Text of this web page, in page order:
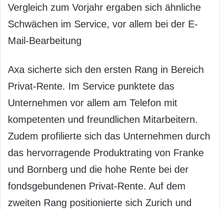
Vergleich zum Vorjahr ergaben sich ähnliche
Schwächen im Service, vor allem bei der E-
Mail-Bearbeitung
Axa sicherte sich den ersten Rang in Bereich
Privat-Rente. Im Service punktete das
Unternehmen vor allem am Telefon mit
kompetenten und freundlichen Mitarbeitern.
Zudem profilierte sich das Unternehmen durch
das hervorragende Produktrating von Franke
und Bornberg und die hohe Rente bei der
fondsgebundenen Privat-Rente. Auf dem
zweiten Rang positionierte sich Zurich und